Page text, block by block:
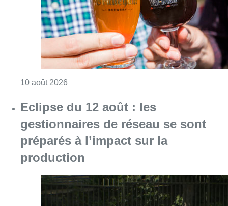
10 août 2026
Eclipse du 12 août : les
gestionnaires de réseau se sont
préparés à l’impact sur la
production